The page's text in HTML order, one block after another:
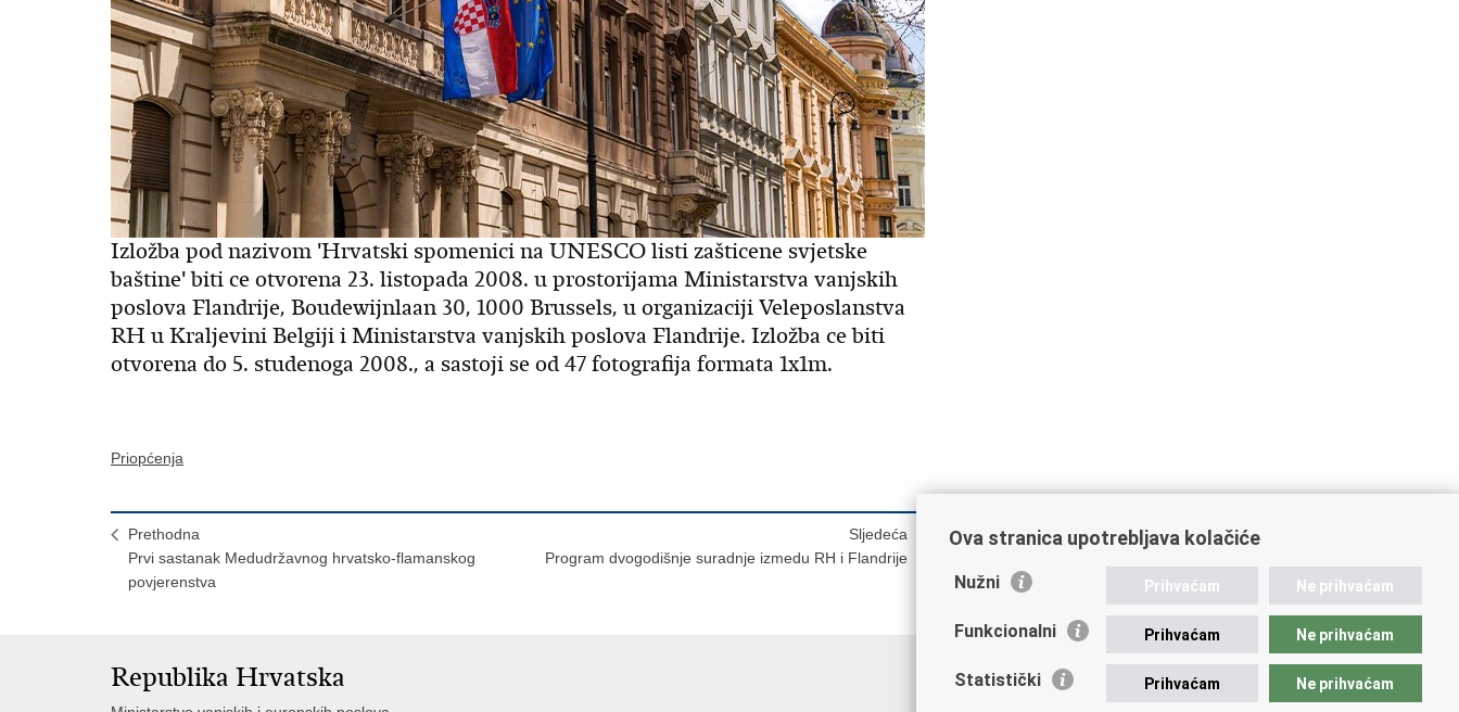
Izložba pod nazivom 'Hrvatski spomenici na UNESCO listi zašticene svjetske
baštine' biti ce otvorena 23. listopada 2008. u prostorijama Ministarstva vanjskih
poslova Flandrije, Boudewijnlaan 30, 1000 Brussels, u organizaciji Veleposlanstva
RH u Kraljevini Belgiji i Ministarstva vanjskih poslova Flandrije. Izložba ce biti
otvorena do 5. studenoga 2008., a sastoji se od 47 fotografija formata 1x1m.
Priopćenja
Prethodna
Prvi sastanak Medudržavnog hrvatsko-flamanskog
povjerenstva
Sljedeća
Program dvogodišnje suradnje izmedu RH i Flandrije
Republika Hrvatska
Ova stranica upotrebljava kolačiće
Nužni Prihvaćam Ne prihvaćam
Funkcionalni Prihvaćam Ne prihvaćam
Statistički Prihvaćam Ne prihvaćam